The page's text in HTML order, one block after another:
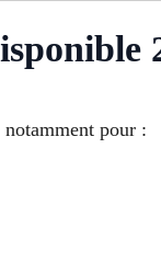
pour :